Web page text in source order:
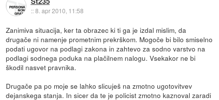
::8. apr 2010, 11:58
Zanimiva situacija, ker ta obrazec ki ti ga je izdal mislim, da
drugače ni namenje prometnim prekrškom. Mogoče bi bilo smiselno
podati ugovor na podlagi zakona in zahtevo za sodno varstvo na
podlagi sodnega poduka na plačilnem nalogu. Vsekakor ne bi
škodil nasvet pravnika.
Drugače pa po moje se lahko slicuješ na zmotno ugotovitvev
dejanskega stanja. In sicer da te je policist zmotno kaznoval zaradi